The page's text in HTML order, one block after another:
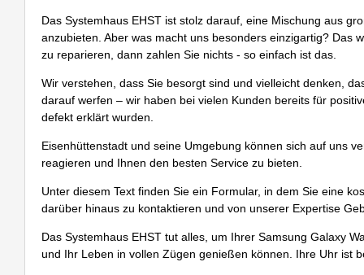
Das Systemhaus EHST ist stolz darauf, eine Mischung aus
anzubieten. Aber was macht uns besonders einzigartig? Das
zu reparieren, dann zahlen Sie nichts - so einfach ist das.
Wir verstehen, dass Sie besorgt sind und vielleicht denken,
darauf werfen – wir haben bei vielen Kunden bereits für
defekt erklärt wurden.
Eisenhüttenstadt und seine Umgebung können sich auf uns
reagieren und Ihnen den besten Service zu bieten.
Unter diesem Text finden Sie ein Formular, in dem Sie eine
darüber hinaus zu kontaktieren und von unserer Expertise
Das Systemhaus EHST tut alles, um Ihrer Samsung Galaxy
und Ihr Leben in vollen Zügen genießen können. Ihre Uhr ist